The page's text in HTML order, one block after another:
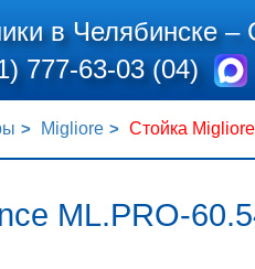
в Челябинске –
777-63-03 (04)
Migliore Стойка
ML.PRO-